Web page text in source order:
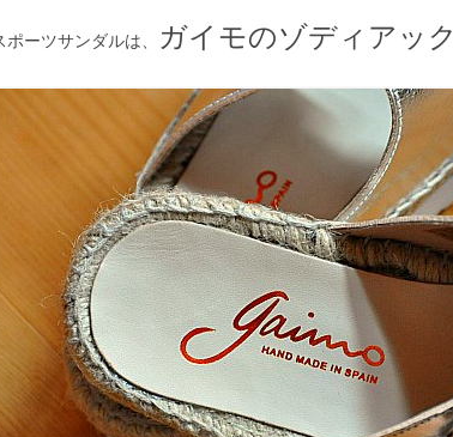
ーツサンダルは、 ガイモのゾディアック